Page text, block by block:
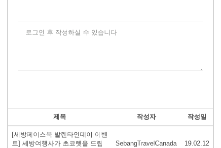
로그인 후 작성하실 수 있습니다
제목 작성자 작성일
[세방페이스북 발렌타인데이 이벤
트] 세방여행사가 초코렛을 드립
SebangTravelCanada 19.02.12